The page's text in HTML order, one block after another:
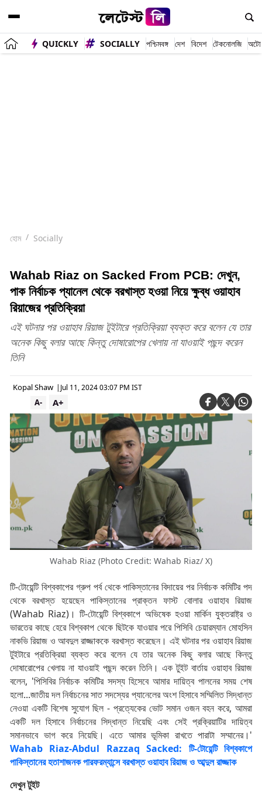
QUICKLY SOCIALLY পশ্চিমবঙ্গ দেশ বিদেশ টেকনোলজি অটো
হোম Socially
Wahab Riaz on Sacked From PCB: দেখুন,
পাক নির্বাচক প্যানেল থেকে বরখাস্ত হওয়া নিয়ে ক্ষুব্ধ ওয়াহাব
রিয়াজের প্রতিক্রিয়া
এই ঘটনার পর ওয়াহাব রিয়াজ টুইটারে প্রতিক্রিয়া ব্যক্ত করে বলেন যে তার
অনেক কিছু বলার আছে কিন্তু দোষারোপের খেলায় না যাওয়াই পছন্দ করেন
তিনি
Kopal Shaw | Jul 11, 2024 03:07 PM IST
A+
A-
Wahab Riaz (Photo Credit: Wahab Riaz/ X)
টি-টোয়েন্টি বিশ্বকাপের গ্রুপ পর্ব থেকে পাকিস্তানের বিদায়ের পর নির্বাচক কমিটির পদ
থেকে বরখাস্ত হয়েছেন পাকিস্তানের প্রাক্তন ফাস্ট বোলার ওয়াহাব রিয়াজ
(Wahab Riaz)। টি-টোয়েন্টি বিশ্বকাপে অভিষেক হওয়া মার্কিন যুক্তরাষ্ট্র ও
ভারতের কাছে হেরে বিশ্বকাপ থেকে ছিটকে যাওয়ার পরে পিসিবি চেয়ারম্যান মোহসিন
নাকভি রিয়াজ ও আবদুল রাজ্জাককে বরখাস্ত করেছেন। এই ঘটনার পর ওয়াহাব রিয়াজ
টুইটারে প্রতিক্রিয়া ব্যক্ত করে বলেন যে তার অনেক কিছু বলার আছে কিন্তু
দোষারোপের খেলায় না যাওয়াই পছন্দ করেন তিনি। এক টুইট বার্তায় ওয়াহাব রিয়াজ
বলেন, 'পিসিবির নির্বাচক কমিটির সদস্য হিসেবে আমার দায়িত্ব পালনের সময় শেষ
হলো...জাতীয় দল নির্বাচনের সাত সদস্যের প্যানেলের অংশ হিসাবে সম্মিলিত সিদ্ধান্ত
নেওয়া একটি বিশেষ সুযোগ ছিল - প্রত্যেকের ভোট সমান ওজন বহন করে, আমরা
একটি দল হিসাবে নির্বাচনের সিদ্ধান্ত নিয়েছি এবং সেই প্রক্রিয়াটির দায়িত্ব
সমানভাবে ভাগ করে নিয়েছি। এতে আমার ভূমিকা রাখতে পারাটা সম্মানের।'
Wahab Riaz-Abdul Razzaq Sacked: টি-টোয়েন্টি বিশ্বকাপে
পাকিস্তানের হতাশাজনক পারফরম্যান্সে বরখাস্ত ওয়াহাব রিয়াজ ও আব্দুল রাজ্জাক
দেখুন টুইট